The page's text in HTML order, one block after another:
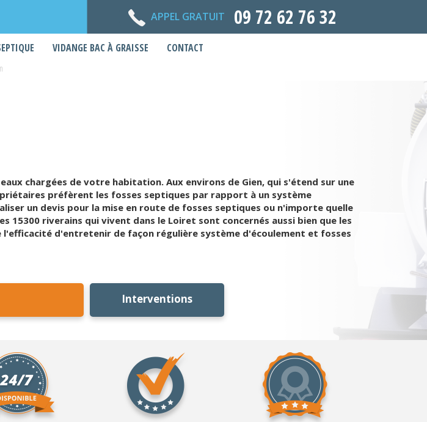
APPEL GRATUIT 09 72 62 76 32
VIDANGE BAC À GRAISSE CONTACT
chargées de votre habitation. Aux environs de Gien, qui s'étend sur une
préfèrent les fosses septiques par rapport à un système
un devis pour la mise en route de fosses septiques ou n'importe quelle
15300 riverains qui vivent dans le Loiret sont concernés aussi bien que les
l'efficacité d'entretenir de façon régulière système d'écoulement et fosses
Interventions